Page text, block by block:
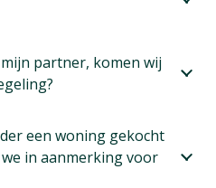
partner, komen wij
een woning gekocht
in aanmerking voor